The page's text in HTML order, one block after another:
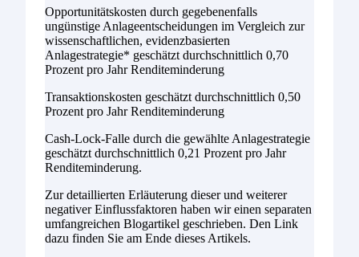
Opportunitätskosten durch gegebenenfalls
ungünstige Anlageentscheidungen im Vergleich zur
wissenschaftlichen, evidenzbasierten
Anlagestrategie* geschätzt durchschnittlich 0,70
Prozent pro Jahr Renditeminderung
Transaktionskosten geschätzt durchschnittlich 0,50
Prozent pro Jahr Renditeminderung
Cash-Lock-Falle durch die gewählte Anlagestrategie
geschätzt durchschnittlich 0,21 Prozent pro Jahr
Renditeminderung.
Zur detaillierten Erläuterung dieser und weiterer
negativer Einflussfaktoren haben wir einen separaten
umfangreichen Blogartikel geschrieben. Den Link
dazu finden Sie am Ende dieses Artikels.